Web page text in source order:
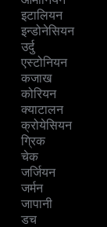
इटालियन
इन्डोनेसियन
उर्दु
एस्टोनियन
कजाख
कोरियन
क्याटालन
क्रोयेसियन
ग्रिक
चेक
जर्जियन
जर्मन
जापानी
डच